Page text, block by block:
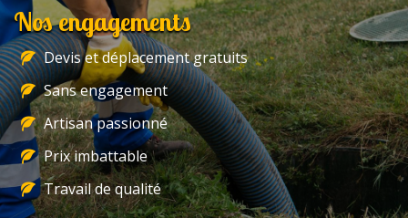
Nos engagements
Devis et déplacement gratuits
Sans engagement
Artisan passionné
Prix imbattable
Travail de qualité